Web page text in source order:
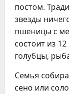
постом.
звезды
пшеницы с
состоит из
голубцы,
Семья
сено или